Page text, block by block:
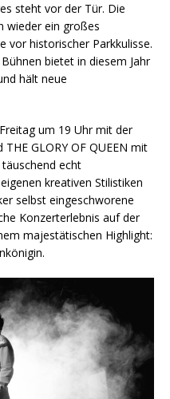
steht vor der Tür. Die
wieder ein großes
vor historischer Parkkulisse.
bietet in diesem Jahr
hält neue
um 19 Uhr mit der
GLORY OF QUEEN mit
echt
kreativen Stilistiken
selbst eingeschworene
Konzerterlebnis auf der
majestätischen Highlight: